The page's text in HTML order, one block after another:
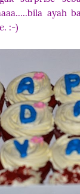
ayah
:-)